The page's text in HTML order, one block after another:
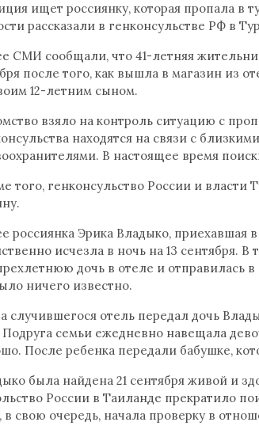
ищет россиянку, которая пропала в
рассказали в генконсульстве РФ в
СМИ сообщали, что 41-летняя
после того, как вышла в магазин из
12-летним сыном.
взяло на контроль ситуацию с
находятся на связи с
В настоящее время
того, генконсульство России и власти
россиянка Эрика Владыко, приехавшая
исчезла в ночь на 13 сентября.
дочь в отеле и отправилась
ничего известно.
случившегося отель передал дочь
семьи ежедневно навещала
После ребенка передали бабушке,
была найдена 21 сентября живой и
России в Таиланде прекратило
в свою очередь, начала проверку в